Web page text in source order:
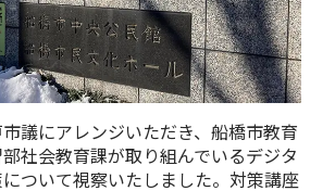
議にアレンジいただき、船橋市教育
社会教育課が取り組んでいるデジタ
ついて視察いたしました。対策講座